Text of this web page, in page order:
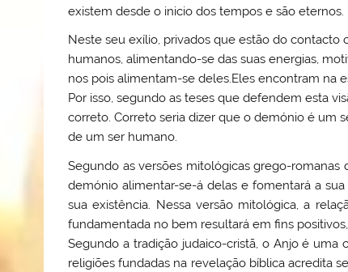
existem desde o inicio dos tempos e são eternos.
Neste seu exílio, privados que estão do contacto
humanos, alimentando-se das suas energias,
nos pois alimentam-se deles.Eles encontram na
Por isso, segundo as teses que defendem esta
correto. Correto seria dizer que o demónio é um
de um ser humano.
Segundo as versões mitológicas grego-
demónio alimentar-se-á delas e fomentará a
sua existência. Nessa versão mitológica, a
fundamentada no bem resultará em fins
Segundo a tradição judaico-cristã, o Anjo é uma
religiões fundadas na revelação bíblica acredita